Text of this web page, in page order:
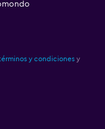
y condiciones y